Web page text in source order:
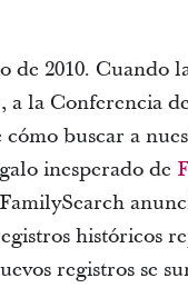
de 2010. Cuando
a la Conferencia
buscar a
inesperado de
históricos
registros se